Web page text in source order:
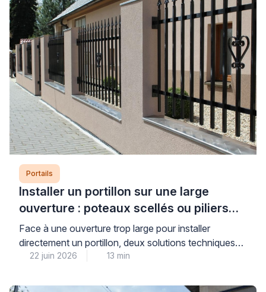
Portails
Installer un portillon sur une large
ouverture : poteaux scellés ou piliers
maçonnés ?
Face à une ouverture trop large pour installer
directement un portillon, deux solutions techniques
s’offrent à vous : le scellement de poteaux ou la
décision conditionne directement la stabilité, la
22 juin 2026 13 min